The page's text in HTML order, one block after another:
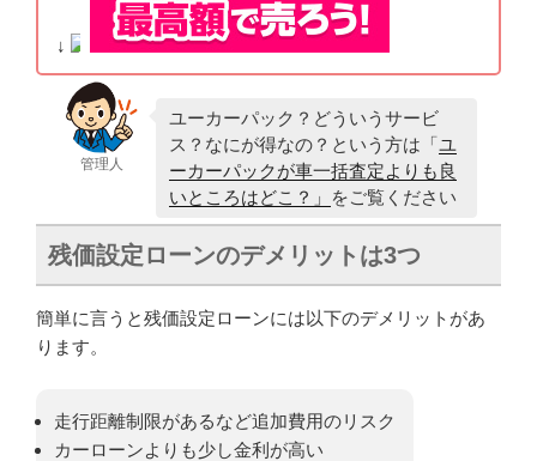
↓
管理人
ユーカーパック？どういうサービ
ス？なにが得なの？という方は「ユ
ーカーパックが車一括査定よりも良
いところはどこ？」
をご覧ください
残価設定ローンのデメリットは3つ
簡単に言うと残価設定ローンには以下のデメリットがあ
ります。
走行距離制限があるなど追加費用のリスク
カーローンよりも少し金利が高い